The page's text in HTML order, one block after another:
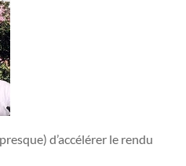
d’accélérer le rendu